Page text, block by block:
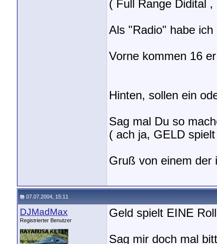
( Full Range Didital
Als "Radio" habe
Vorne kommen 16
Hinten, sollen ein
Sag mal Du so
( ach ja, GELD
Gruß von einem
07.07.2004, 15:11
DJMadMax
Registrierter Benutzer
Geld spielt EINE
Sag mir doch mal